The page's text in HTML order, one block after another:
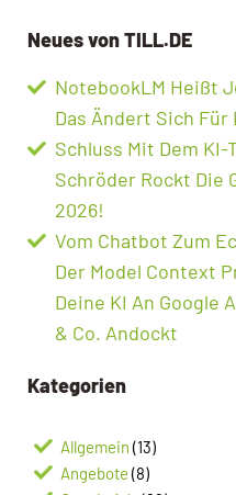
Neues von TILL.DE
NotebookLM Heißt
Das Ändert Sich Für
Schluss Mit Dem
Schröder Rockt Die
2026!
Vom Chatbot Zum
Der Model Context
Deine KI An Google
& Co. Andockt
Kategorien
Allgemein (13)
Angebote (8)